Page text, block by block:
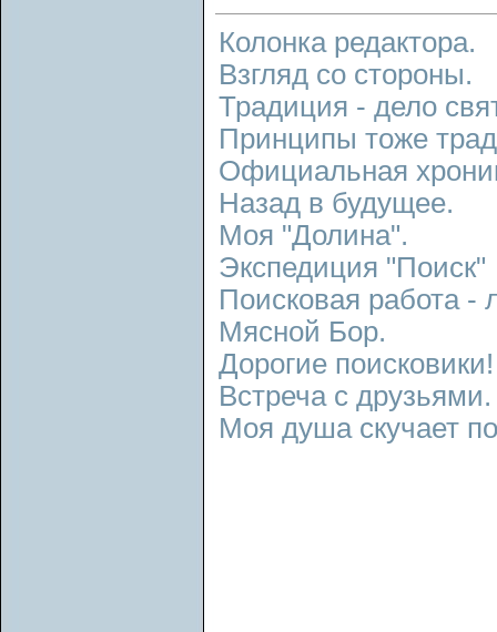
Колонка редактора.
Взгляд со стороны.
Традиция - дело
Принципы тоже
Официальная
Назад в будущее.
Моя "Долина".
Экспедиция "Поиск"
Поисковая работа -
Мясной Бор.
Дорогие поисковики!
Встреча с друзьями.
Моя душа скучает